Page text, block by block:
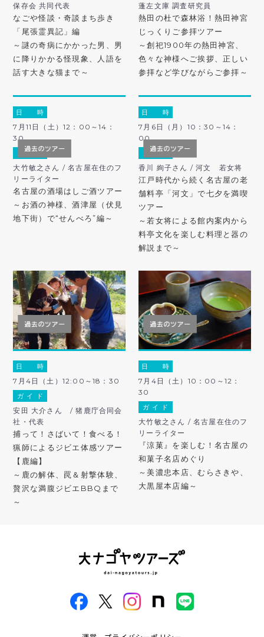
保存会 共同代表
なごや怪談・奇談まち歩き
「尾張霊異記」編
～謎の奇病にかかった男、男
に降りかかる怪現象、人語を
話す大きな猫まで～
蓬左文庫 調査研究員
熱田の杜で森林浴！熱田神宮
じっくりご参拝ツアー
～創祀1900年の熱田神宮、
色々な神様へご挨拶、正しい
参拝など学びながらご参拝～
日 時
7月11日（土）12：00～14：
30
ガ イ ド
大竹敏之さん / 名古屋在住のフ
リーライター
名古屋の酒場はしご酒ツアー
～お酒の神様、酒津屋（伏見
地下街）で“せんべろ”編～
日 時
7月6日（月）10：30～14：
00
ガ イ ド
香川 絢子さん / 河文 若女将
江戸時代から続く名古屋の老
舗料亭「河文」で七夕を満喫
ツアー
～若女将による館内案内から
料亭文化を楽しむ料理と器の
解説まで～
日 時
7月4日（土）12:00～18：30
ガ イ ド
安田 大介さん / 猪鹿庁合同会
社・代表
捕って！さばいて！食べる！
猟師によるジビエ体感ツアー
【鹿編】
～鹿の解体、罠＆射撃体験、
贅沢な満腹ジビエBBQまで
～
日 時
7月4日（土）10：00～12：
30
ガ イ ド
大竹敏之さん / 名古屋在住のフ
リーライター
『涼菓』を楽しむ！名古屋の
和菓子名店めぐり
～美濃忠本店、むらさきや、
大黒屋本店編～